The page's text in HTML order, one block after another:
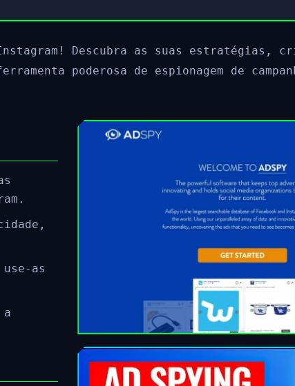
Descubra as suas estratégias,
poderosa de espionagem de
as
a